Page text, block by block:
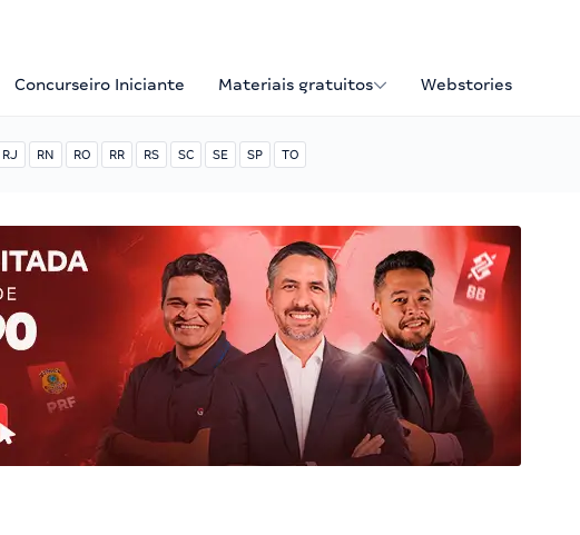
Concurseiro Iniciante Materiais gratuitos Webstories
RJ RN RO RR RS SC SE SP TO